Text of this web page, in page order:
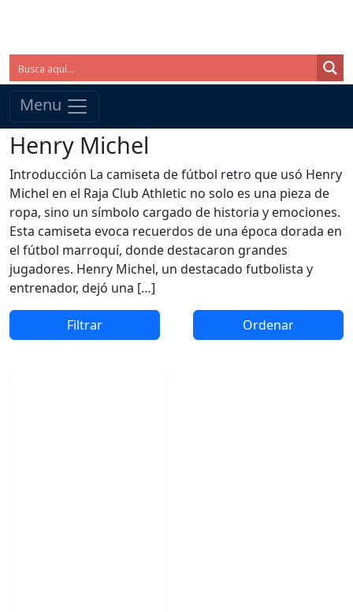
Menu
Henry Michel
Introducción La camiseta de fútbol retro que usó Henry
Michel en el Raja Club Athletic no solo es una pieza de
ropa, sino un símbolo cargado de historia y emociones.
Esta camiseta evoca recuerdos de una época dorada en
el fútbol marroquí, donde destacaron grandes
jugadores. Henry Michel, un destacado futbolista y
entrenador, dejó una […]
Filtrar Ordenar